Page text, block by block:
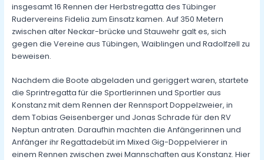
insgesamt 16 Rennen der Herbstregatta des Tübinger
Rudervereins Fidelia zum Einsatz kamen. Auf 350 Metern
zwischen alter Neckar-brücke und Stauwehr galt es, sich
gegen die Vereine aus Tübingen, Waiblingen und Radolfzell zu
beweisen.
Nachdem die Boote abgeladen und geriggert waren, startete
die Sprintregatta für die Sportlerinnen und Sportler aus
Konstanz mit dem Rennen der Rennsport Doppelzweier, in
dem Tobias Geisenberger und Jonas Schrade für den RV
Neptun antraten. Daraufhin machten die Anfängerinnen und
Anfänger ihr Regattadebüt im Mixed Gig-Doppelvierer in
einem Rennen zwischen zwei Mannschaften aus Konstanz. Hier